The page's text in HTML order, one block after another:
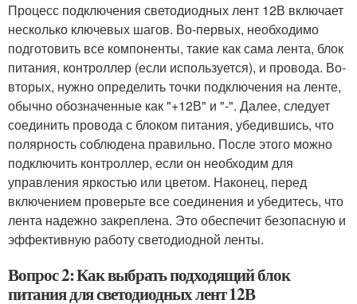
Процесс подключения светодиодных лент 12В включает
несколько ключевых шагов. Во-первых, необходимо
подготовить все компоненты, такие как сама лента, блок
питания, контроллер (если используется), и провода. Во-
вторых, нужно определить точки подключения на ленте,
обычно обозначенные как "+12В" и "-". Далее, следует
соединить провода с блоком питания, убедившись, что
полярность соблюдена правильно. После этого можно
подключить контроллер, если он необходим для
управления яркостью или цветом. Наконец, перед
включением проверьте все соединения и убедитесь, что
лента надежно закреплена. Это обеспечит безопасную и
эффективную работу светодиодной ленты.
Вопрос 2: Как выбрать подходящий блок
питания для светодиодных лент 12В